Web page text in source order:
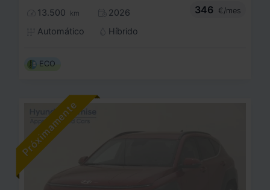
13.500 km
2026
Automático
Híbrido
346
€/mes
ECO